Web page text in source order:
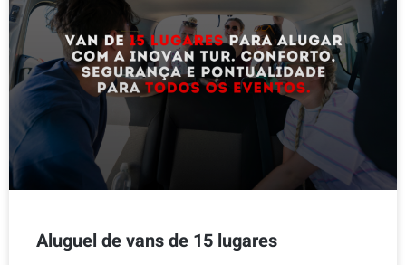
Aluguel de vans de 15 lugares